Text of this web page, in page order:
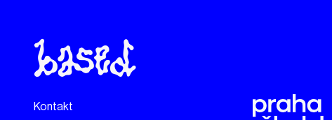
Kontakt